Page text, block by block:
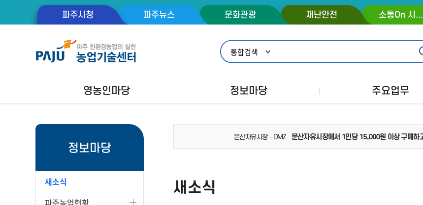
콘텐츠 바로가기
주메뉴 바로가기
푸터 바로가기
파주시청 파주뉴스 문화관광 재난안전 소통On 시장실
영농인마당 정보마당 주요업무
정보마당
새소식
파주농업현황
새소식